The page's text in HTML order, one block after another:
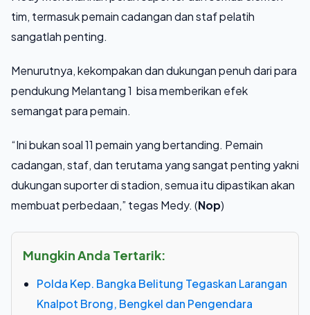
tim, termasuk pemain cadangan dan staf pelatih
sangatlah penting.
Menurutnya, kekompakan dan dukungan penuh dari para
pendukung Melantang 1 bisa memberikan efek
semangat para pemain.
“Ini bukan soal 11 pemain yang bertanding. Pemain
cadangan, staf, dan terutama yang sangat penting yakni
dukungan suporter di stadion, semua itu dipastikan akan
membuat perbedaan,” tegas Medy. (Nop)
Mungkin Anda Tertarik:
Polda Kep. Bangka Belitung Tegaskan Larangan
Knalpot Brong, Bengkel dan Pengendara